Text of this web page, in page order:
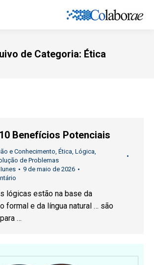
de Categoria: Ética
Benefícios Potenciais
e Conhecimento, Ética, Lógica,
de Problemas
9 de maio de 2026
lógicas estão na base da
formal e da língua natural … são
…